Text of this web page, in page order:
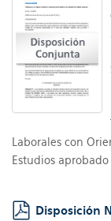
Laborales con
Estudios
Disposición